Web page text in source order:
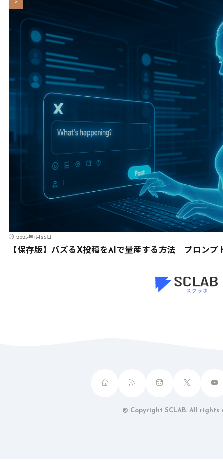
2025年4月25日
【保存版】バズるX投稿をAIで量産する方法｜プロンプ
© Copyright SCLAB. All rights